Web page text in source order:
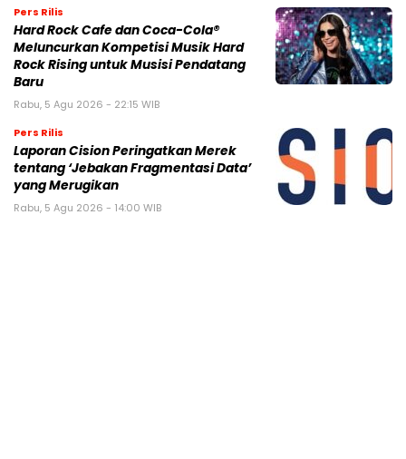
Pers Rilis
Hard Rock Cafe dan Coca-Cola®
Meluncurkan Kompetisi Musik Hard
Rock Rising untuk Musisi Pendatang
Baru
Rabu, 5 Agu 2026 - 22:15 WIB
Pers Rilis
Laporan Cision Peringatkan Merek
tentang ‘Jebakan Fragmentasi Data’
yang Merugikan
Rabu, 5 Agu 2026 - 14:00 WIB